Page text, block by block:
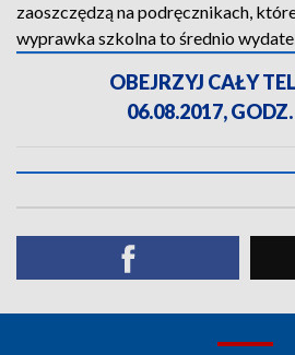
zaoszczędzą na podręcznikach,
wyprawka szkolna to średnio
OBEJRZYJ CAŁY
06.08.2017,